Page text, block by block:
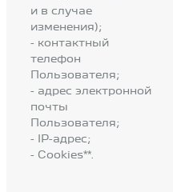
и в случае
изменения);
- контактный
телефон
Пользователя;
- адрес электронной
почты
Пользователя;
- IP-адрес;
- Cookies**.